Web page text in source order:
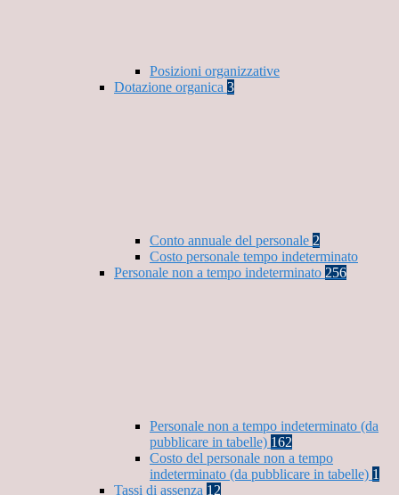
Posizioni organizzative
Dotazione organica 3
Conto annuale del personale 2
Costo personale tempo indeterminato
Personale non a tempo indeterminato 256
Personale non a tempo indeterminato (da
pubblicare in tabelle) 162
Costo del personale non a tempo
indeterminato (da pubblicare in tabelle) 1
Tassi di assenza 12